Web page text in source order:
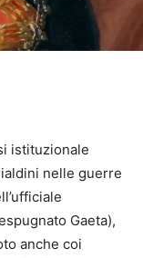
istituzionale
nelle guerre
Gaeta),
anche coi